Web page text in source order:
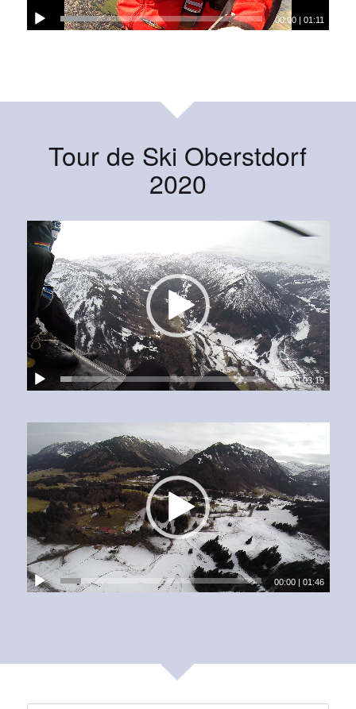
00:00 |01:11
Tour de Ski Oberstdorf
2020
00:00|03:19
00:00 |01:46